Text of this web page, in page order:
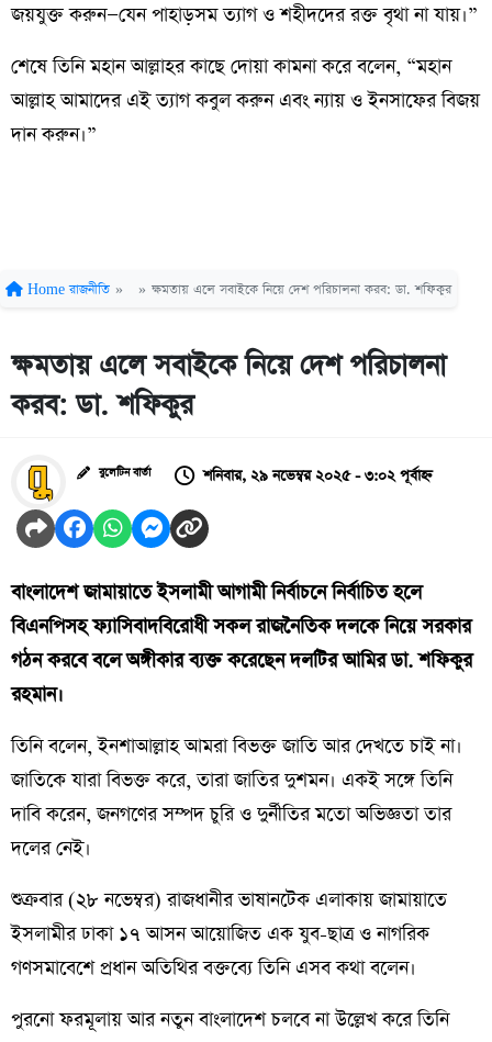
জয়যুক্ত করুন—যেন পাহাড়সম ত্যাগ ও শহীদদের রক্ত বৃথা না যায়।”
শেষে তিনি মহান আল্লাহর কাছে দোয়া কামনা করে বলেন, “মহান
আল্লাহ আমাদের এই ত্যাগ কবুল করুন এবং ন্যায় ও ইনসাফের বিজয়
দান করুন।”
Home রাজনীতি » » ক্ষমতায় এলে সবাইকে নিয়ে দেশ পরিচালনা করব: ডা. শফিকুর
ক্ষমতায় এলে সবাইকে নিয়ে দেশ পরিচালনা
করব: ডা. শফিকুর
বুলেটিন বার্তা শনিবার, ২৯ নভেম্বর ২০২৫ - ৩:০২ পূর্বাহ্ন
বাংলাদেশ জামায়াতে ইসলামী আগামী নির্বাচনে নির্বাচিত হলে
বিএনপিসহ ফ্যাসিবাদবিরোধী সকল রাজনৈতিক দলকে নিয়ে সরকার
গঠন করবে বলে অঙ্গীকার ব্যক্ত করেছেন দলটির আমির ডা. শফিকুর
রহমান।
তিনি বলেন, ইনশাআল্লাহ আমরা বিভক্ত জাতি আর দেখতে চাই না।
জাতিকে যারা বিভক্ত করে, তারা জাতির দুশমন। একই সঙ্গে তিনি
দাবি করেন, জনগণের সম্পদ চুরি ও দুর্নীতির মতো অভিজ্ঞতা তার
দলের নেই।
শুক্রবার (২৮ নভেম্বর) রাজধানীর ভাষানটেক এলাকায় জামায়াতে
ইসলামীর ঢাকা ১৭ আসন আয়োজিত এক যুব-ছাত্র ও নাগরিক
গণসমাবেশে প্রধান অতিথির বক্তব্যে তিনি এসব কথা বলেন।
পুরনো ফরমূলায় আর নতুন বাংলাদেশ চলবে না উল্লেখ করে তিনি